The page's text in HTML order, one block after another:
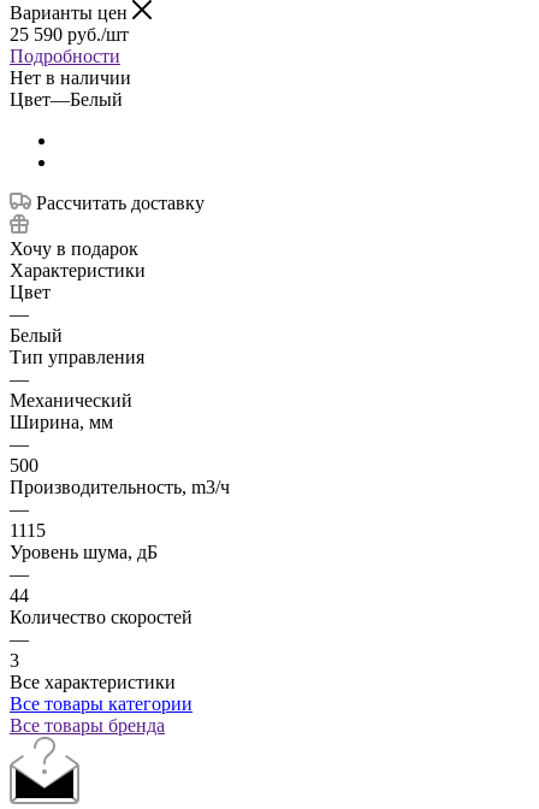
Варианты цен
25 590 руб./шт
Подробности
Нет в наличии
Цвет—Белый
Рассчитать доставку
Хочу в подарок
Характеристики
Цвет
—
Белый
Тип управления
—
Механический
Ширина, мм
—
500
Производительность, m3/ч
—
1115
Уровень шума, дБ
—
44
Количество скоростей
—
3
Все характеристики
Все товары категории
Все товары бренда